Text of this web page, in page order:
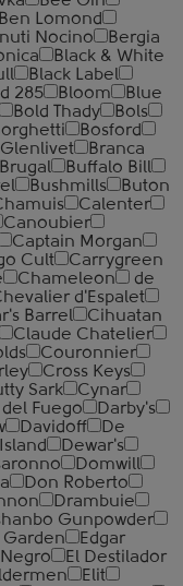
Ben Lomond
Nocino
Bergia
Black & White
Black Label
285 Bloom
Blue
Bold Thady
Bols
Bosford
Glenlivet
Branca
Brugal
Buffalo Bill
Bushmills
Buton
Calenter
Canoubier
Captain Morgan
Cult
Carrygreen
Chameleon
de
d'Espalet
Barrel
Cihuatan
Claude Chatelier
Couronnier
Cross Keys
Sark
Cynar
del Fuego
Darby's
Davidoff
De
Dewar's
Domwill
Don Roberto
Drambuie
Gunpowder
Garden
Edgar
El Destilador
Elit